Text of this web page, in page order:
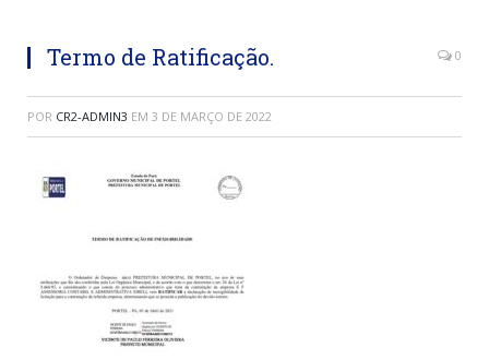
Termo de Ratificação. 0
POR CR2-ADMIN3 EM 3 DE MARÇO DE 2022